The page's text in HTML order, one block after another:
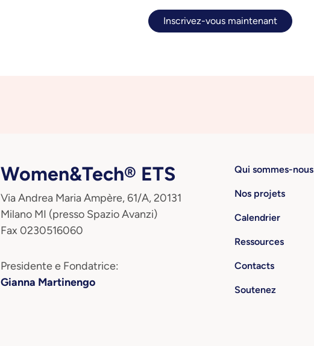
Inscrivez-vous maintenant
Women&Tech® ETS
Via Andrea Maria Ampère, 61/A, 20131
Milano MI (presso Spazio Avanzi)
Fax 0230516060
Presidente e Fondatrice:
Gianna Martinengo
Qui sommes-nous
Nos projets
Calendrier
Ressources
Contacts
Soutenez